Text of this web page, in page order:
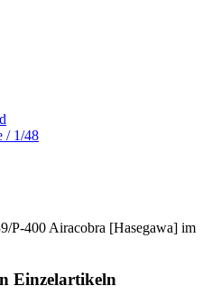
/ 1/48
P-400 Airacobra [Hasegawa] im
Einzelartikeln